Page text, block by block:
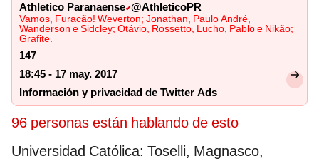
Athletico Paranaense✔@AthleticoPR
Vamos, Furacão! Weverton; Jonathan, Paulo André,
Wanderson e Sidcley; Otávio, Rossetto, Lucho, Pablo e Nikão;
Grafite.
147
18:45 - 17 may. 2017
Información y privacidad de Twitter Ads
96 personas están hablando de esto
Universidad Católica: Toselli, Magnasco,